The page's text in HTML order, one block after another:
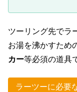
ツーリング先でラ
お湯を沸かすため
カー等必須の道具
ラーツーに必要